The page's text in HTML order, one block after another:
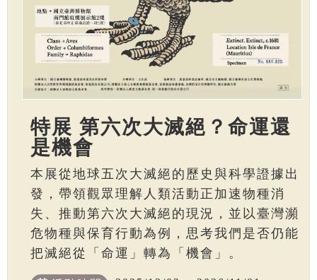
特展 第六次大滅絕？命運還
是機會
本展從地球五次大滅絕的歷史與科學證據出
發，帶領觀眾理解人類活動正加速物種消
失、推動第六次大滅絕的現況，並以臺灣瀕
危物種與保育行動為例，思考我們是否仍能
把滅絕從「命運」轉為「機會」。